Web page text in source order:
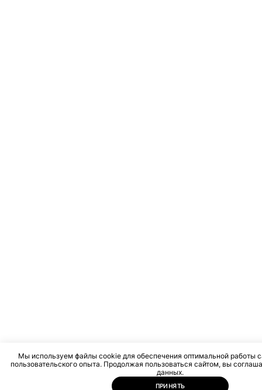
Мы используем файлы cookie для обеспечения оптимальной работы
пользовательского опыта. Продолжая пользоваться сайтом, вы
данных.
ПРИНЯТЬ